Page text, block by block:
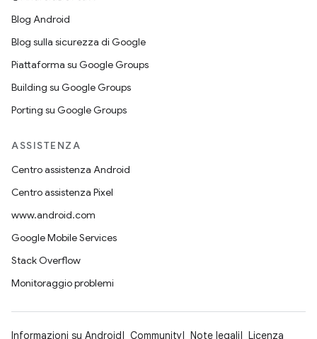
Blog Android
Blog sulla sicurezza di Google
Piattaforma su Google Groups
Building su Google Groups
Porting su Google Groups
ASSISTENZA
Centro assistenza Android
Centro assistenza Pixel
www.android.com
Google Mobile Services
Stack Overflow
Monitoraggio problemi
Informazioni su Android Community Note legali Licenza